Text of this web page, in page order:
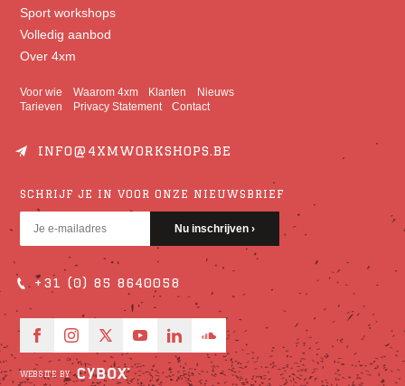
Sport workshops
Volledig aanbod
Over 4xm
Voor wie Waarom 4xm Klanten
Nieuws
Tarieven
Privacy Statement Contact
INFO@4XMWORKSHOPS.BE
SCHRIJF JE IN VOOR ONZE NIEUWSBRIEF
+31 (0) 85 8640058
WEBSITE BY